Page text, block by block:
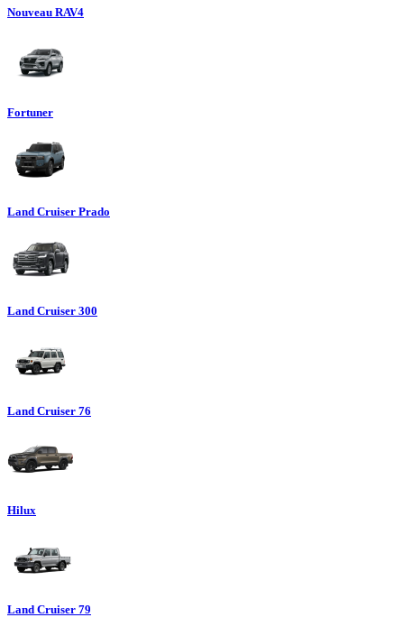
Nouveau RAV4
Fortuner
Land Cruiser Prado
Land Cruiser 300
Land Cruiser 76
Hilux
Land Cruiser 79